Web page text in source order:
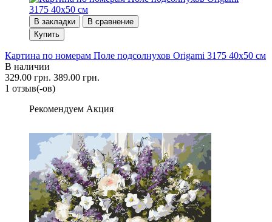
В закладки
В сравнение
Купить
Картина по номерам Поле подсолнухов Origami 3175 40x50 см
В наличии
329.00 грн. 389.00 грн.
1 отзыв(-ов)
Рекомендуем Акция